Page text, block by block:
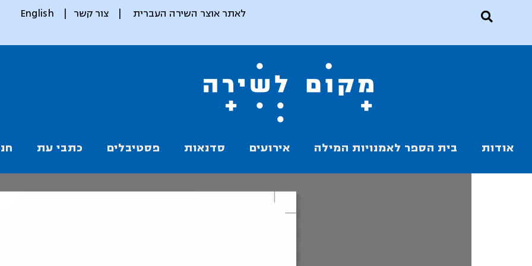
לאתר אוצר השירה העברית| צור קשר |
English
אודות בית הספר לאמנויות המילה אירועים סדנאות פסטיבלים כתבי עת